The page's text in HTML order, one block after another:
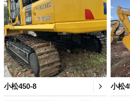
小松450-8 小松